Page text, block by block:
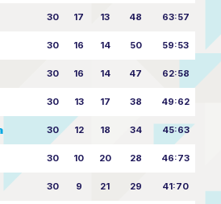
30 17 13 48 63:57
30 16 14 50 59:53
30 16 14 47 62:58
30 13 17 38 49:62
30 12 18 34 45:63
30 10 20 28 46:73
30 9 21 29 41:70